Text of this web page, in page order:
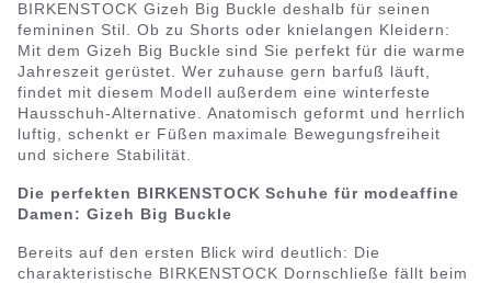
BIRKENSTOCK Gizeh Big Buckle deshalb für seinen
femininen Stil. Ob zu Shorts oder knielangen Kleidern:
Mit dem Gizeh Big Buckle sind Sie perfekt für die warme
Jahreszeit gerüstet. Wer zuhause gern barfuß läuft,
findet mit diesem Modell außerdem eine winterfeste
Hausschuh-Alternative. Anatomisch geformt und herrlich
luftig, schenkt er Füßen maximale Bewegungsfreiheit
und sichere Stabilität.
Die perfekten BIRKENSTOCK Schuhe für modeaffine
Damen: Gizeh Big Buckle
Bereits auf den ersten Blick wird deutlich: Die
charakteristische BIRKENSTOCK Dornschließe fällt beim